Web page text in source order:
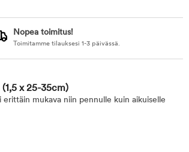
Nopea toimitus!
Toimitamme tilauksesi 1-3 päivässä.
(1,5 x 25-35cm)
mukava niin pennulle kuin aikuiselle